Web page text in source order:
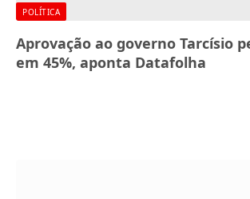
POLÍTICA
Aprovação ao governo Tarcísio
em 45%, aponta Datafolha